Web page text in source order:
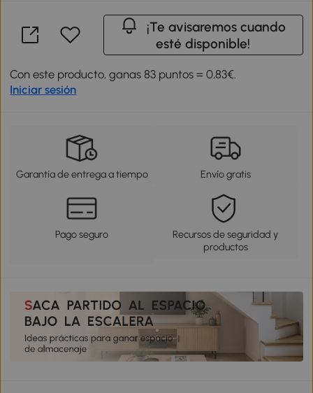
¡Te avisaremos cuando
esté disponible!
Con este producto, ganas 83 puntos = 0,83€.
Iniciar sesión
Garantía de entrega a tiempo Envío gratis
Pago seguro
Recursos de seguridad y
productos